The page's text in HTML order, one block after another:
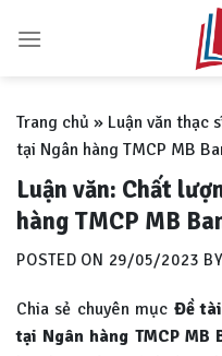
Trang chủ » Luận văn thạc
tại Ngân hàng TMCP MB
Luận văn: Chất
hàng TMCP MB
POSTED ON 29/05/2023 BY
Chia sẻ chuyên mục Đề tài
tại Ngân hàng TMCP MB